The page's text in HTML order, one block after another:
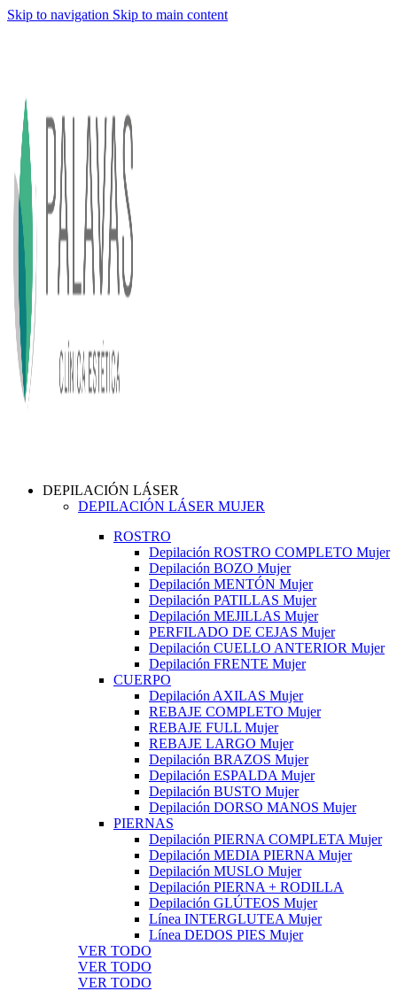
Skip to navigation Skip to main content
DEPILACIÓN LÁSER
DEPILACIÓN LÁSER MUJER
ROSTRO
Depilación ROSTRO COMPLETO Mujer
Depilación BOZO Mujer
Depilación MENTÓN Mujer
Depilación PATILLAS Mujer
Depilación MEJILLAS Mujer
PERFILADO DE CEJAS Mujer
Depilación CUELLO ANTERIOR Mujer
Depilación FRENTE Mujer
CUERPO
Depilación AXILAS Mujer
REBAJE COMPLETO Mujer
REBAJE FULL Mujer
REBAJE LARGO Mujer
Depilación BRAZOS Mujer
Depilación ESPALDA Mujer
Depilación BUSTO Mujer
Depilación DORSO MANOS Mujer
PIERNAS
Depilación PIERNA COMPLETA Mujer
Depilación MEDIA PIERNA Mujer
Depilación MUSLO Mujer
Depilación PIERNA + RODILLA
Depilación GLÚTEOS Mujer
Línea INTERGLUTEA Mujer
Línea DEDOS PIES Mujer
VER TODO
VER TODO
VER TODO